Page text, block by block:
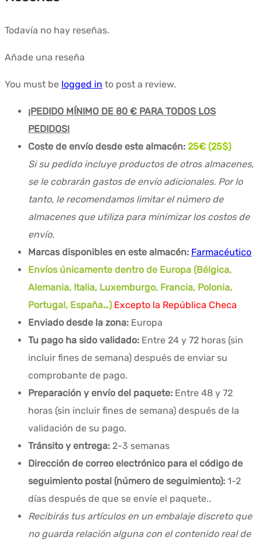
Todavía no hay reseñas.
Añade una reseña
You must be logged in to post a review.
¡PEDIDO MÍNIMO DE 80 € PARA TODOS LOS
PEDIDOS!
Coste de envío desde este almacén: 25€ (25$)
Si su pedido incluye productos de otros almacenes,
se le cobrarán gastos de envío adicionales. Por lo
tanto, le recomendamos limitar el número de
almacenes que utiliza para minimizar los costos de
envío.
Marcas disponibles en este almacén: Farmacéutico
Envíos únicamente dentro de Europa (Bélgica,
Alemania, Italia, Luxemburgo, Francia, Polonia,
Portugal, España…) Excepto la República Checa
Enviado desde la zona: Europa
Tu pago ha sido validado: Entre 24 y 72 horas (sin
incluir fines de semana) después de enviar su
comprobante de pago.
Preparación y envío del paquete: Entre 48 y 72
horas (sin incluir fines de semana) después de la
validación de su pago.
Tránsito y entrega: 2-3 semanas
Dirección de correo electrónico para el código de
seguimiento postal (número de seguimiento): 1-2
días después de que se envíe el paquete..
Recibirás tus artículos en un embalaje discreto que
no guarda relación alguna con el contenido real de